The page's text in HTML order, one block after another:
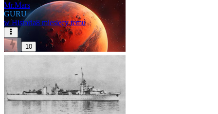
Mr.Mars
GURU
w Historia8 miesięcy temu
10